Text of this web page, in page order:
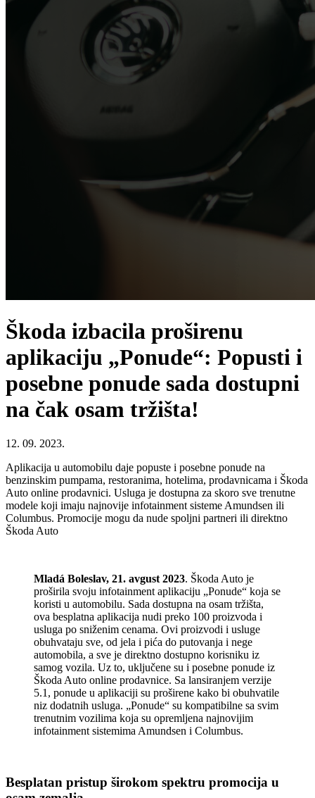
Škoda izbacila proširenu
aplikaciju „Ponude“: Popusti i
posebne ponude sada dostupni
na čak osam tržišta!
12. 09. 2023.
Aplikacija u automobilu daje popuste i posebne ponude na
benzinskim pumpama, restoranima, hotelima, prodavnicama i Škoda
Auto online prodavnici. Usluga je dostupna za skoro sve trenutne
modele koji imaju najnovije infotainment sisteme Amundsen ili
Columbus. Promocije mogu da nude spoljni partneri ili direktno
Škoda Auto
Mladá Boleslav, 21. avgust 2023. Škoda Auto je
proširila svoju infotainment aplikaciju „Ponude“ koja se
koristi u automobilu. Sada dostupna na osam tržišta,
ova besplatna aplikacija nudi preko 100 proizvoda i
usluga po sniženim cenama. Ovi proizvodi i usluge
obuhvataju sve, od jela i pića do putovanja i nege
automobila, a sve je direktno dostupno korisniku iz
samog vozila. Uz to, uključene su i posebne ponude iz
Škoda Auto online prodavnice. Sa lansiranjem verzije
5.1, ponude u aplikaciji su proširene kako bi obuhvatile
niz dodatnih usluga. „Ponude“ su kompatibilne sa svim
trenutnim vozilima koja su opremljena najnovijim
infotainment sistemima Amundsen i Columbus.
Besplatan pristup širokom spektru promocija u